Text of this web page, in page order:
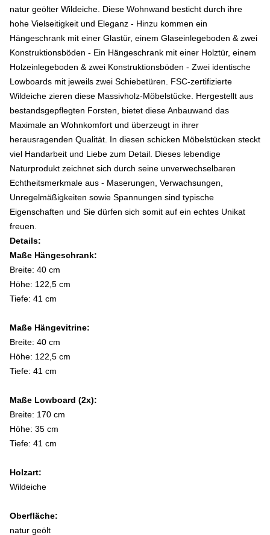
natur geölter Wildeiche. Diese Wohnwand besticht durch ihre
hohe Vielseitigkeit und Eleganz - Hinzu kommen ein
Hängeschrank mit einer Glastür, einem Glaseinlegeboden & zwei
Konstruktionsböden - Ein Hängeschrank mit einer Holztür, einem
Holzeinlegeboden & zwei Konstruktionsböden - Zwei identische
Lowboards mit jeweils zwei Schiebetüren. FSC-zertifizierte
Wildeiche zieren diese Massivholz-Möbelstücke. Hergestellt aus
bestandsgepflegten Forsten, bietet diese Anbauwand das
Maximale an Wohnkomfort und überzeugt in ihrer
herausragenden Qualität. In diesen schicken Möbelstücken steckt
viel Handarbeit und Liebe zum Detail. Dieses lebendige
Naturprodukt zeichnet sich durch seine unverwechselbaren
Echtheitsmerkmale aus - Maserungen, Verwachsungen,
Unregelmäßigkeiten sowie Spannungen sind typische
Eigenschaften und Sie dürfen sich somit auf ein echtes Unikat
freuen.
Details:
Maße Hängeschrank:
Breite: 40 cm
Höhe: 122,5 cm
Tiefe: 41 cm
Maße Hängevitrine:
Breite: 40 cm
Höhe: 122,5 cm
Tiefe: 41 cm
Maße Lowboard (2x):
Breite: 170 cm
Höhe: 35 cm
Tiefe: 41 cm
Holzart:
Wildeiche
Oberfläche:
natur geölt